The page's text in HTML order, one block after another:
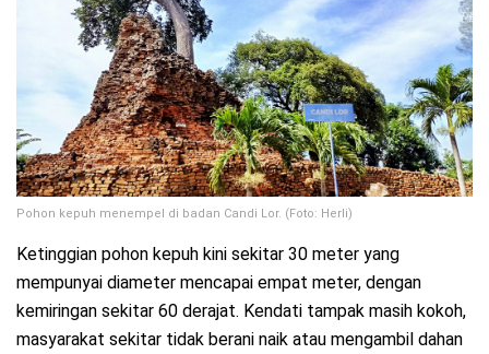
Pohon kepuh menempel di badan Candi Lor. (Foto: Herli)
Ketinggian pohon kepuh kini sekitar 30 meter yang
mempunyai diameter mencapai empat meter, dengan
kemiringan sekitar 60 derajat. Kendati tampak masih kokoh,
masyarakat sekitar tidak berani naik atau mengambil dahan